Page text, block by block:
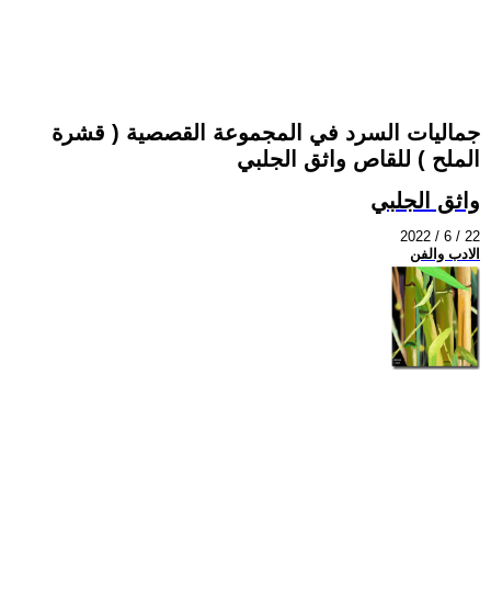
جماليات السرد في المجموعة القصصية ( قشرة
الملح ) للقاص واثق الجلبي
واثق الجلبي
2022 / 6 / 22
الادب والفن